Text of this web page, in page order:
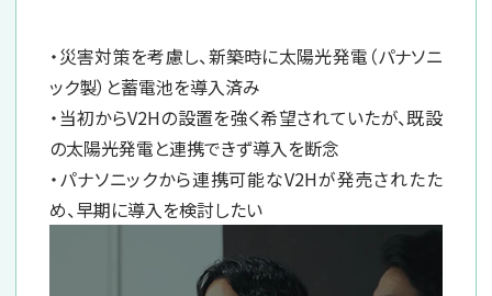
・災害対策を考慮し、新築時に太陽光発電（パナソニ
ック製）と蓄電池を導入済み
・当初からV2Hの設置を強く希望されていたが、既設
の太陽光発電と連携できず導入を断念
・パナソニックから連携可能なV2Hが発売されたた
め、早期に導入を検討したい